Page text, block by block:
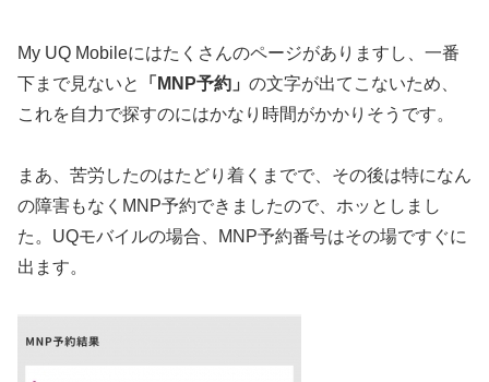
My UQ Mobileにはたくさんのページがありますし、一番
下まで見ないと
「MNP予約」 の文字が出てこないため、
これを自力で探すのにはかなり時間がかかりそうです。
まあ、苦労したのはたどり着くまでで、その後は特になん
の障害もなくMNP予約できましたので、ホッとしまし
た。UQモバイルの場合、MNP予約番号はその場ですぐに
出ます。